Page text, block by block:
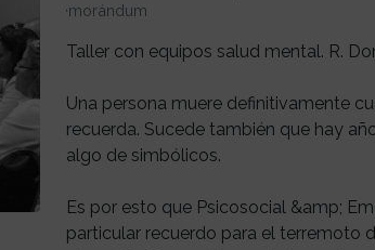
memorándum
Taller con equipos salud mental. R.
Una persona muere definitivamente
recuerda. Sucede también que hay
algo de simbólicos.
Es por esto que Psicosocial &amp;
particular recuerdo para el terremoto